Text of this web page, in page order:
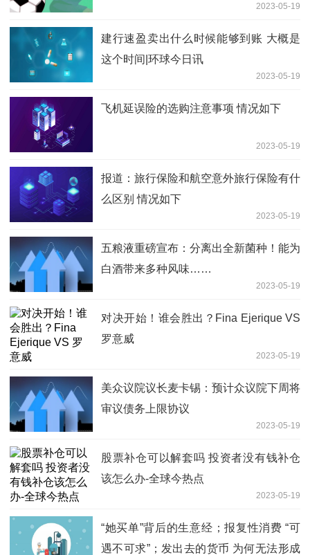
2023-05-19
建行速盈卖出什么时候能够到账 大概是
这个时间|环球今日讯
2023-05-19
飞机延误险的选购注意事项 情况如下
2023-05-19
报道：旅行保险和航空意外旅行保险有什
么区别 情况如下
2023-05-19
五粮液重磅宣布：分离出全新菌种！能为
白酒带来多种风味……
2023-05-19
对决开始！谁会胜出？Fina Ejerique VS
罗意威
2023-05-19
美众议院议长麦卡锡：预计众议院下周将
审议债务上限协议
2023-05-19
股票补仓可以解套吗 投资者没有钱补仓
该怎么办-全球今热点
2023-05-19
“她买单”背后的生意经；报复性消费 “可
遇不可求”；发出去的货币 为何无法形成